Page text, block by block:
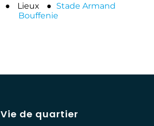
● Lieux ● Stade Armand
Bouffenie
Vie de quartier